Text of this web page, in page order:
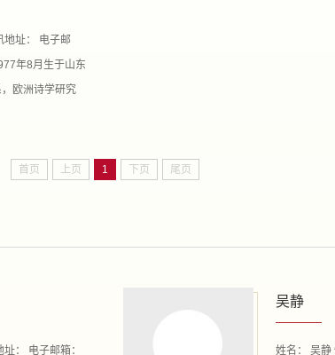
年8月生于山东
欧洲诗学研究
首页 上页 1 下页 尾页
吴静
姓名： 吴静 性别： 女 出生年月： 1968-08-26 通讯地址：